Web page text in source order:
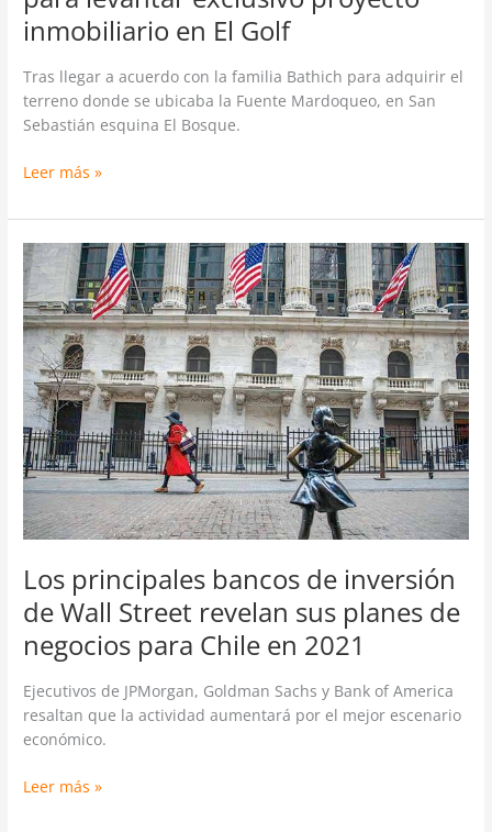
inmobiliario en El Golf
Tras llegar a acuerdo con la familia Bathich para adquirir el
terreno donde se ubicaba la Fuente Mardoqueo, en San
Sebastián esquina El Bosque.
Leer más »
Los principales bancos de inversión
de Wall Street revelan sus planes de
negocios para Chile en 2021
Ejecutivos de JPMorgan, Goldman Sachs y Bank of America
resaltan que la actividad aumentará por el mejor escenario
económico.
Los
principales
bancos
de
inversión
de
Wall
Street
revelan
sus
planes
de
negocios
para
Chile
en
2021
Leer más »